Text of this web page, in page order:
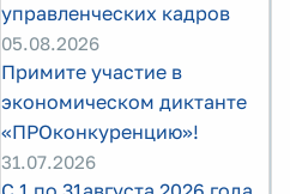
управленческих кадров
05.08.2026
Примите участие в
экономическом диктанте
«ПРОконкуренцию»!
31.07.2026